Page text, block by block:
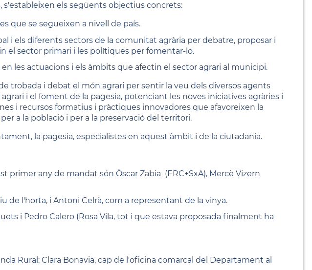
s'estableixen els següents objectius concrets:
que se segueixen a nivell de país.
els diferents sectors de la comunitat agrària per debatre, proposar i
el sector primari i les polítiques per fomentar-lo.
les actuacions i els àmbits que afectin el sector agrari al municipi.
trobada i debat el món agrari per sentir la veu dels diversos agents
i el foment de la pagesia, potenciant les noves iniciatives agràries i
i recursos formatius i pràctiques innovadores que afavoreixen la
a la població i per a la preservació del territori.
la pagesia, especialistes en aquest àmbit i de la ciutadania.
any de mandat són Òscar Zabia (ERC+SxA), Mercè Vizern
de l'horta, i Antoni Celrà, com a representant de la vinya.
i Pedro Calero (Rosa Vila, tot i que estava proposada finalment ha
Rural: Clara Bonavia, cap de l'oficina comarcal del Departament al